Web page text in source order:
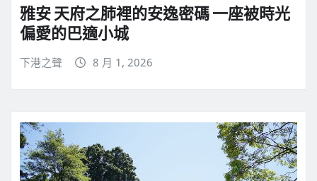
雅安 天府之肺裡的安逸密碼 一座被時光
偏愛的巴適小城
下港之聲 8 月 1, 2026